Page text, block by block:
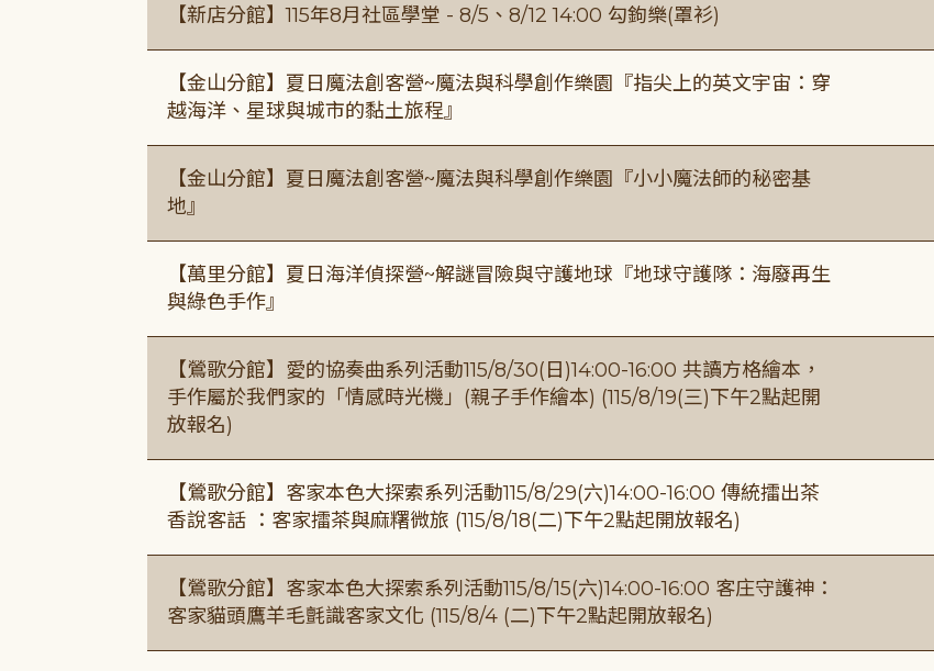
【新店分館】115年8月社區學堂 - 8/5、8/12 14:00 勾鉤樂(罩衫)
【金山分館】夏日魔法創客營~魔法與科學創作樂園『指尖上的英文宇宙：穿
越海洋、星球與城市的黏土旅程』
【金山分館】夏日魔法創客營~魔法與科學創作樂園『小小魔法師的秘密基
地』
【萬里分館】夏日海洋偵探營~解謎冒險與守護地球『地球守護隊：海廢再生
與綠色手作』
【鶯歌分館】愛的協奏曲系列活動115/8/30(日)14:00-16:00 共讀方格繪本，
手作屬於我們家的「情感時光機」(親子手作繪本) (115/8/19(三)下午2點起開
放報名)
【鶯歌分館】客家本色大探索系列活動115/8/29(六)14:00-16:00 傳統擂出茶
香說客話 ：客家擂茶與麻糬微旅 (115/8/18(二)下午2點起開放報名)
【鶯歌分館】客家本色大探索系列活動115/8/15(六)14:00-16:00 客庄守護神：
客家貓頭鷹羊毛氈識客家文化 (115/8/4 (二)下午2點起開放報名)